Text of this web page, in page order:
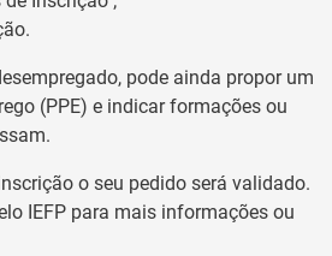
pode ainda propor um
(PPE) e indicar formações ou
o seu pedido será validado.
IEFP para mais informações ou